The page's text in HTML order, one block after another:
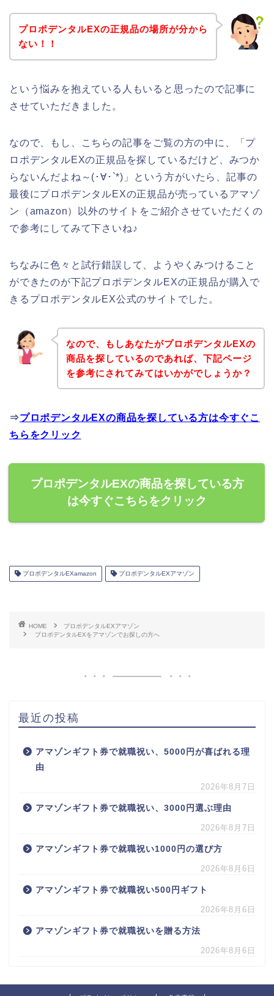
プロポデンタルEXの正規品の場所が分から
ない！！
という悩みを抱えている人もいると思ったので記事に
させていただきました。
なので、もし、こちらの記事をご覧の方の中に、「プ
ロポデンタルEXの正規品を探しているだけど、みつか
らないんだよね～(･∀･`*)」という方がいたら、記事の
最後にプロポデンタルEXの正規品が売っているアマゾ
ン（amazon）以外のサイトをご紹介させていただくの
で参考にしてみて下さいね♪
ちなみに色々と試行錯誤して、ようやくみつけること
ができたのが下記プロポデンタルEXの正規品が購入で
きるプロポデンタルEX公式のサイトでした。
なので、もしあなたがプロポデンタルEXの
商品を探しているのであれば、下記ページ
を参考にされてみてはいかがでしょうか？
⇒プロポデンタルEXの商品を探している方は今すぐこ
ちらをクリック
プロポデンタルEXの商品を探している方
は今すぐこちらをクリック
プロポデンタルEXamazon プロポデンタルEXアマゾン
HOME
プロポデンタルEXアマゾン
プロポデンタルEXをアマゾンでお探しの方へ
最近の投稿
アマゾンギフト券で就職祝い、5000円が喜ばれる理
由
2026年8月7日
アマゾンギフト券で就職祝い、3000円選ぶ理由
2026年8月7日
アマゾンギフト券で就職祝い1000円の選び方
2026年8月6日
アマゾンギフト券で就職祝い500円ギフト
2026年8月6日
アマゾンギフト券で就職祝いを贈る方法
2026年8月6日